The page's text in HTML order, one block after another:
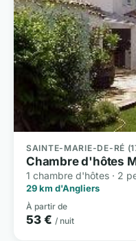
SAINTE-MARIE-DE-RÉ
Chambre d'hôtes
1 chambre d'hôtes · 2
29 km d'Angliers
À partir de
53 € / nuit